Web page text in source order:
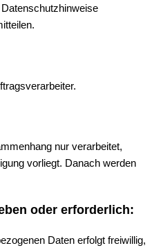
nur verarbeitet,
vorliegt. Danach werden
oder erforderlich:
Daten erfolgt freiwillig,